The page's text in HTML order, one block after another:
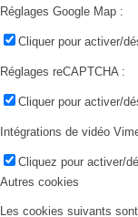
Réglages Google Map :
Cliquer pour activer/
Réglages reCAPTCHA :
Cliquer pour activer/
Intégrations de vidéo
Cliquez pour activer/
Autres cookies
Les cookies suivants